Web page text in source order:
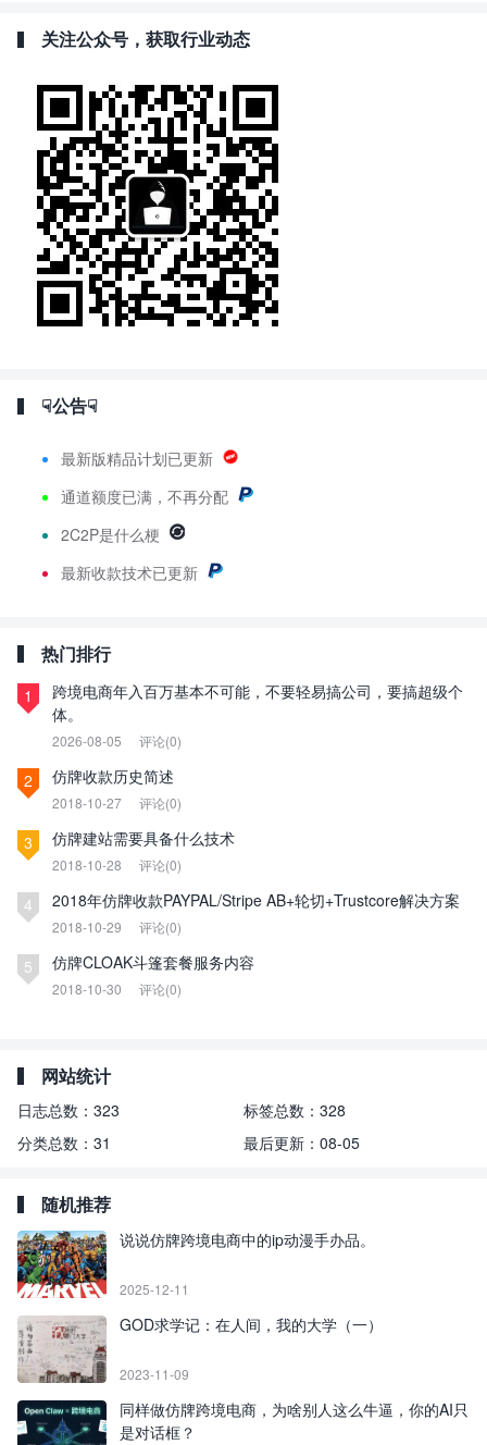
关注公众号，获取行业动态
☟公告☟
最新版精品计划已更新
通道额度已满，不再分配
2C2P是什么梗
最新收款技术已更新
热门排行
1
跨境电商年入百万基本不可能，不要轻易搞公司，要搞超级个
体。
2026-08-05 评论(0)
2 仿牌收款历史简述
2018-10-27 评论(0)
3 仿牌建站需要具备什么技术
2018-10-28 评论(0)
4 2018年仿牌收款PAYPAL/Stripe AB+轮切+Trustcore解决方案
2018-10-29 评论(0)
5 仿牌CLOAK斗篷套餐服务内容
2018-10-30 评论(0)
网站统计
日志总数： 323 标签总数： 328
分类总数： 31 最后更新： 08-05
随机推荐
说说仿牌跨境电商中的ip动漫手办品。
2025-12-11
GOD求学记：在人间，我的大学（一）
2023-11-09
同样做仿牌跨境电商，为啥别人这么牛逼，你的AI只
是对话框？